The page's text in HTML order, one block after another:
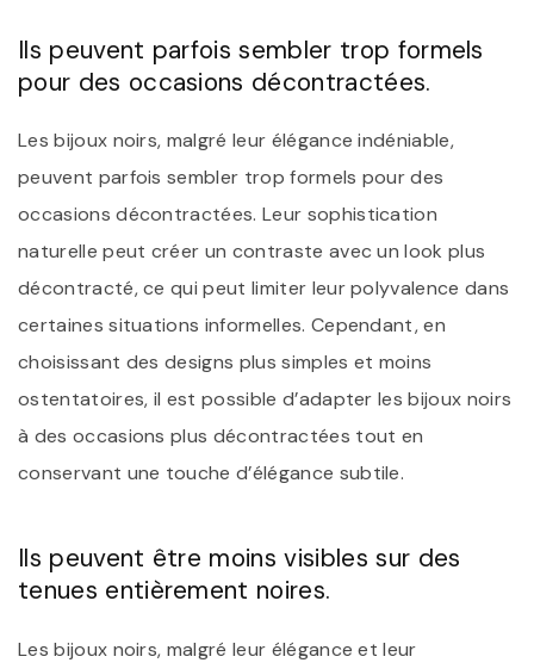
Ils peuvent parfois sembler trop formels
pour des occasions décontractées.
Les bijoux noirs, malgré leur élégance indéniable,
peuvent parfois sembler trop formels pour des
occasions décontractées. Leur sophistication
naturelle peut créer un contraste avec un look plus
décontracté, ce qui peut limiter leur polyvalence dans
certaines situations informelles. Cependant, en
choisissant des designs plus simples et moins
ostentatoires, il est possible d’adapter les bijoux noirs
à des occasions plus décontractées tout en
conservant une touche d’élégance subtile.
Ils peuvent être moins visibles sur des
tenues entièrement noires.
Les bijoux noirs, malgré leur élégance et leur